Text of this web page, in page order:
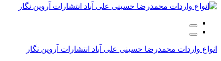
انواع واردات محمدرضا حسینی علی آباد انتشارات آروین نگار